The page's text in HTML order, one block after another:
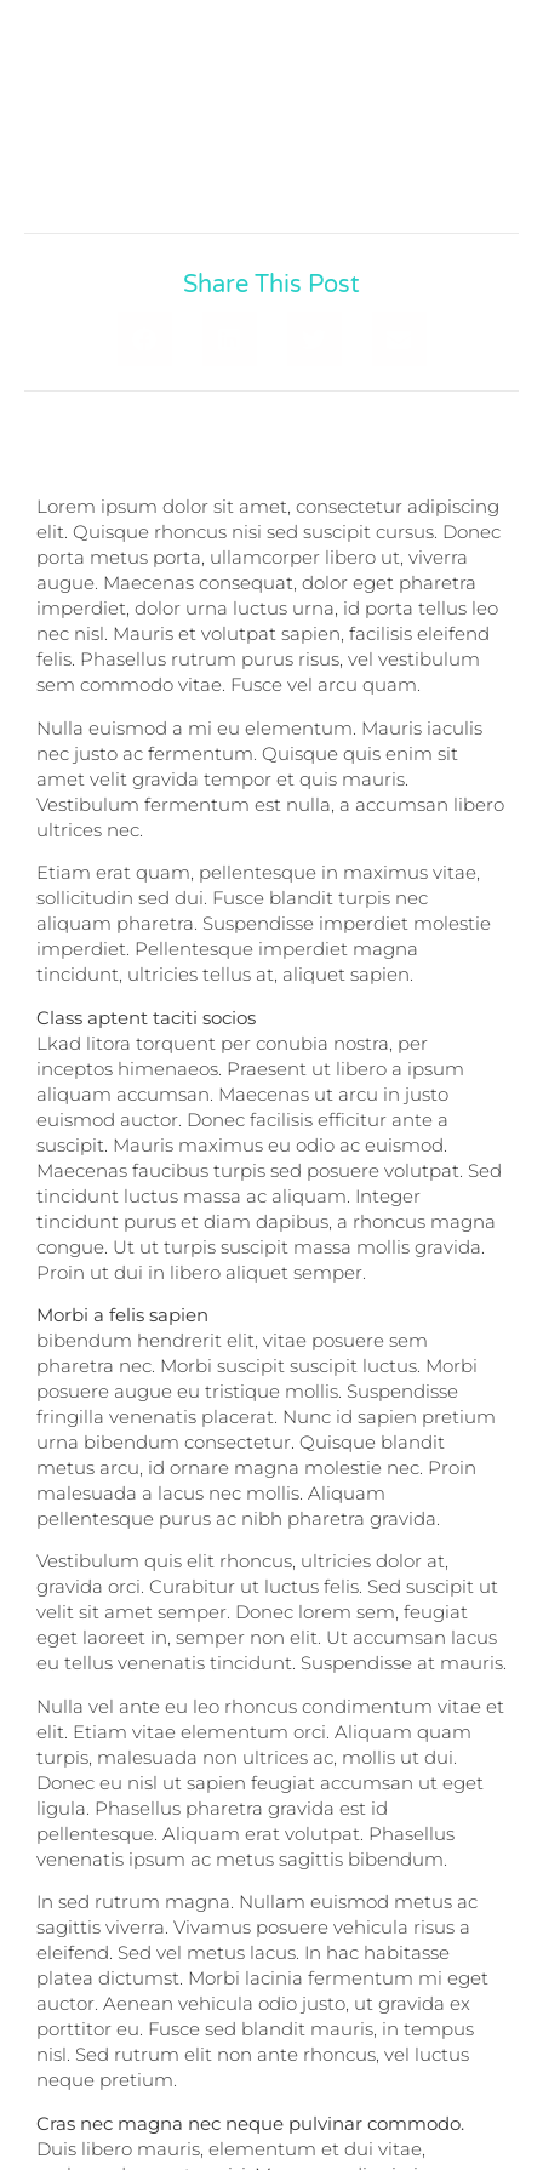
Share This Post
Lorem ipsum dolor sit amet, consectetur adipiscing
elit. Quisque rhoncus nisi sed suscipit cursus. Donec
porta metus porta, ullamcorper libero ut, viverra
augue. Maecenas consequat, dolor eget pharetra
imperdiet, dolor urna luctus urna, id porta tellus leo
nec nisl. Mauris et volutpat sapien, facilisis eleifend
felis. Phasellus rutrum purus risus, vel vestibulum
sem commodo vitae. Fusce vel arcu quam.
Nulla euismod a mi eu elementum. Mauris iaculis
nec justo ac fermentum. Quisque quis enim sit
amet velit gravida tempor et quis mauris.
Vestibulum fermentum est nulla, a accumsan libero
ultrices nec.
Etiam erat quam, pellentesque in maximus vitae,
sollicitudin sed dui. Fusce blandit turpis nec
aliquam pharetra. Suspendisse imperdiet molestie
imperdiet. Pellentesque imperdiet magna
tincidunt, ultricies tellus at, aliquet sapien.
Class aptent taciti socios
Lkad litora torquent per conubia nostra, per
inceptos himenaeos. Praesent ut libero a ipsum
aliquam accumsan. Maecenas ut arcu in justo
euismod auctor. Donec facilisis efficitur ante a
suscipit. Mauris maximus eu odio ac euismod.
Maecenas faucibus turpis sed posuere volutpat. Sed
tincidunt luctus massa ac aliquam. Integer
tincidunt purus et diam dapibus, a rhoncus magna
congue. Ut ut turpis suscipit massa mollis gravida.
Proin ut dui in libero aliquet semper.
Morbi a felis sapien
bibendum hendrerit elit, vitae posuere sem
pharetra nec. Morbi suscipit suscipit luctus. Morbi
posuere augue eu tristique mollis. Suspendisse
fringilla venenatis placerat. Nunc id sapien pretium
urna bibendum consectetur. Quisque blandit
metus arcu, id ornare magna molestie nec. Proin
malesuada a lacus nec mollis. Aliquam
pellentesque purus ac nibh pharetra gravida.
Vestibulum quis elit rhoncus, ultricies dolor at,
gravida orci. Curabitur ut luctus felis. Sed suscipit ut
velit sit amet semper. Donec lorem sem, feugiat
eget laoreet in, semper non elit. Ut accumsan lacus
eu tellus venenatis tincidunt. Suspendisse at mauris.
Nulla vel ante eu leo rhoncus condimentum vitae et
elit. Etiam vitae elementum orci. Aliquam quam
turpis, malesuada non ultrices ac, mollis ut dui.
Donec eu nisl ut sapien feugiat accumsan ut eget
ligula. Phasellus pharetra gravida est id
pellentesque. Aliquam erat volutpat. Phasellus
venenatis ipsum ac metus sagittis bibendum.
In sed rutrum magna. Nullam euismod metus ac
sagittis viverra. Vivamus posuere vehicula risus a
eleifend. Sed vel metus lacus. In hac habitasse
platea dictumst. Morbi lacinia fermentum mi eget
auctor. Aenean vehicula odio justo, ut gravida ex
porttitor eu. Fusce sed blandit mauris, in tempus
nisl. Sed rutrum elit non ante rhoncus, vel luctus
neque pretium.
Cras nec magna nec neque pulvinar commodo.
Duis libero mauris, elementum et dui vitae,